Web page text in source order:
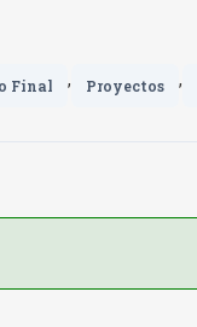
Final , Proyectos ,